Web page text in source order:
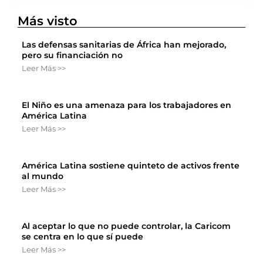
Más visto
Las defensas sanitarias de África han mejorado,
pero su financiación no
Leer Más >>
El Niño es una amenaza para los trabajadores en
América Latina
Leer Más >>
América Latina sostiene quinteto de activos frente
al mundo
Leer Más >>
Al aceptar lo que no puede controlar, la Caricom
se centra en lo que sí puede
Leer Más >>